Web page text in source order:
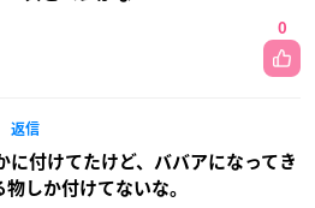
0
返信
に付けてたけど、ババアになってき
しか付けてないな。